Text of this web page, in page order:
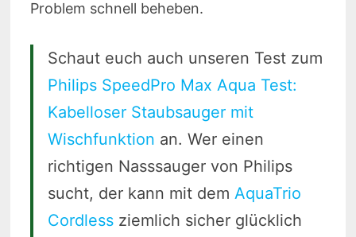
Problem schnell beheben.
Schaut euch auch unseren Test zum
Philips SpeedPro Max Aqua Test:
Kabelloser Staubsauger mit
Wischfunktion an. Wer einen
richtigen Nasssauger von Philips
sucht, der kann mit dem AquaTrio
Cordlessziemlich sicher glücklich